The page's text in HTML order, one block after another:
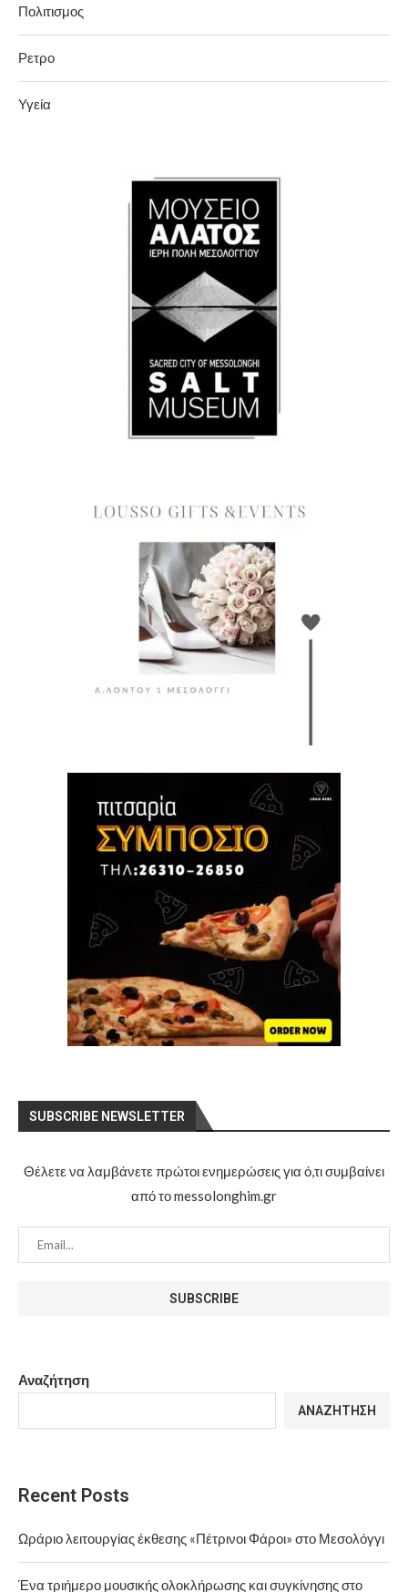
Αναζήτηση
ΑΝΑΖΉΤΗΣΗ
Recent Posts
Ωράριο λειτουργίας έκθεσης «Πέτρινοι Φάροι» στο Μεσολόγγι
Ένα τριήμερο μουσικής ολοκλήρωσης και συγκίνησης στο
Πολιτισμος
Ρετρο
Υγεία
SUBSCRIBE NEWSLETTER
Θέλετε να λαμβάνετε πρώτοι ενημερώσεις για ό,τι συμβαίνει
από το messolonghim.gr